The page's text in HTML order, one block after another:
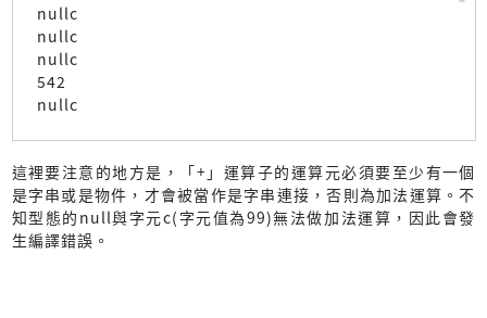
nullc
nullc
nullc
542
nullc
這裡要注意的地方是，「+」運算子的運算元必須要至少有一個
是字串或是物件，才會被當作是字串連接，否則為加法運算。不
知型態的null與字元c(字元值為99)無法做加法運算，因此會發
生編譯錯誤。